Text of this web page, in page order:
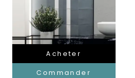
Acheter
Commander